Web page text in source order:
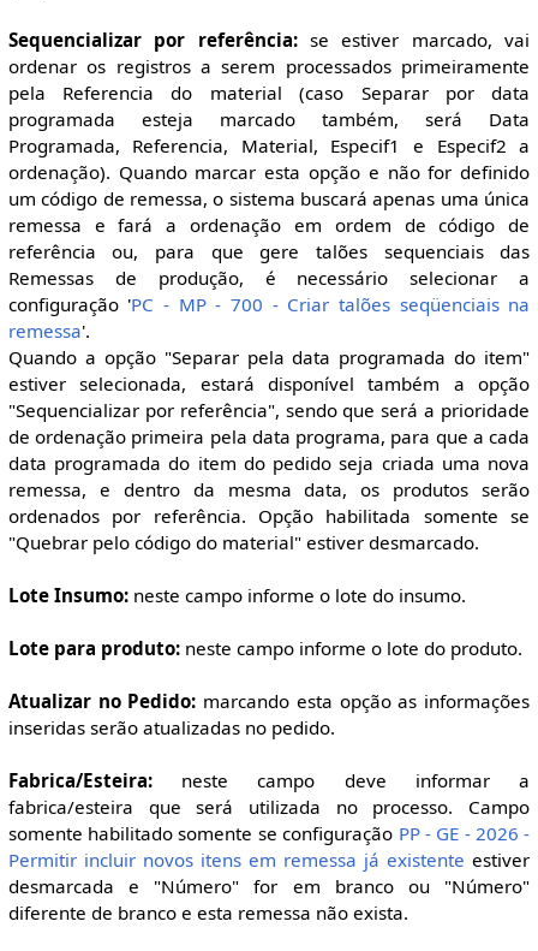
Sequencializar por referência:se estiver marcado, vai
ordenar os registros a serem processados primeiramente
pela Referencia do material (caso Separar por data
programada esteja marcado também, será Data
Programada, Referencia, Material, Especif1 e Especif2 a
ordenação). Quando marcar esta opção e não for definido
um código de remessa, o sistema buscará apenas uma única
remessa e fará a ordenação em ordem de código de
referência ou, para que gere talões sequenciais das
Remessas de produção, é necessário selecionar a
configuração 'PC - MP - 700 - Criar talões seqüenciais na
remessa'.
Quando a opção "Separar pela data programada do item"
estiver selecionada, estará disponível também a opção
"Sequencializar por referência", sendo que será a prioridade
de ordenação primeira pela data programa, para que a cada
data programada do item do pedido seja criada uma nova
remessa, e dentro da mesma data, os produtos serão
ordenados por referência. Opção habilitada somente se
"Quebrar pelo código do material" estiver desmarcado.
Lote Insumo:neste campo informe o lote do insumo.
Lote para produto:neste campo informe o lote do produto.
Atualizar no Pedido: marcando esta opção as informações
inseridas serão atualizadas no pedido.
Fabrica/Esteira:neste campo deve informar a
fabrica/esteira que será utilizada no processo. Campo
somente habilitado somente se configuração PP - GE - 2026 -
Permitir incluir novos itens em remessa já existente estiver
desmarcada e "Número" for em branco ou "Número"
diferente de branco e esta remessa não exista.